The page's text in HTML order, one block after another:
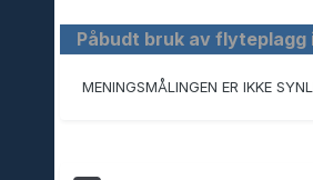
Påbudt bruk av flyteplagg
MENINGSMÅLINGEN ER IKKE